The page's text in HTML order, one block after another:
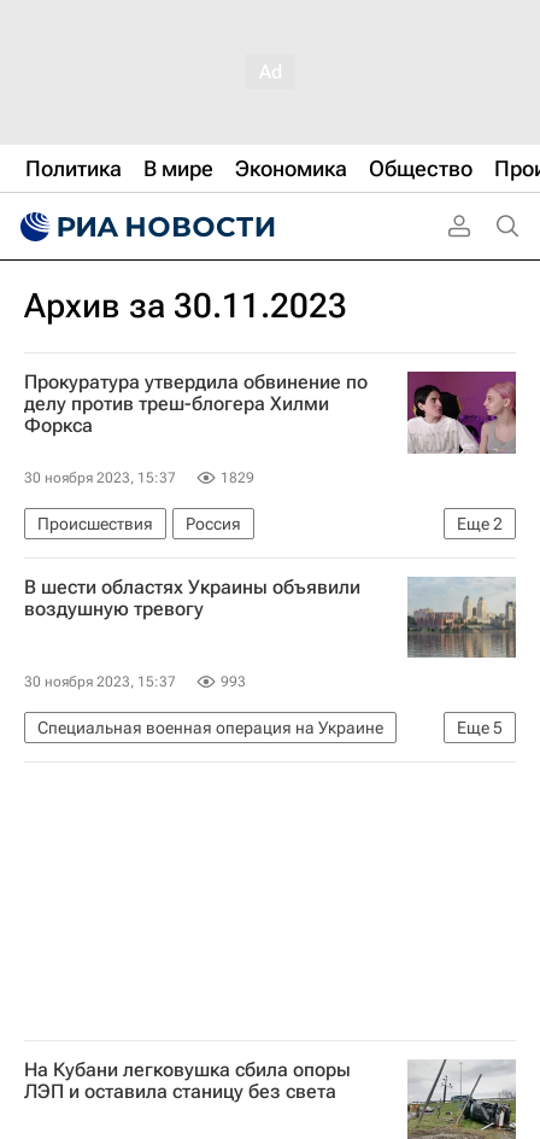
Политика В мире Экономика Общество
Архив за 30.11.2023
Прокуратура утвердила обвинение по
делу против треш-блогера Хилми
Форкса
30 ноября 2023, 15:37 1829
Еще2
Происшествия
Россия
Даниловский район
Москва
В шести областях Украины объявили
воздушную тревогу
30 ноября 2023, 15:37 993
Еще5
Специальная военная операция на Украине
Украина
Одесская область
В мире
На Кубани легковушка сбила опоры
ЛЭП и оставила станицу без света